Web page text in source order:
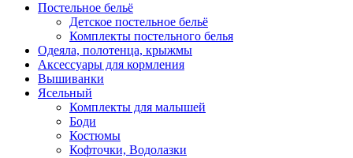
Постельное бельё
Детское постельное бельё
Комплекты постельного белья
Одеяла, полотенца, крыжмы
Аксессуары для кормления
Вышиванки
Ясельный
Комплекты для малышей
Боди
Костюмы
Кофточки, Водолазки